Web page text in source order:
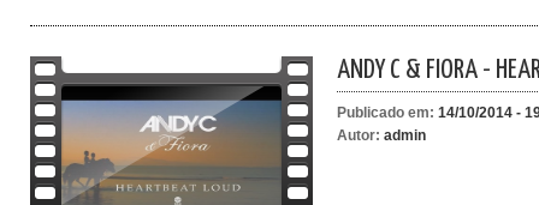
ANDY C & FIORA -
Publicado em: 14/10/2014 -
Autor: admin